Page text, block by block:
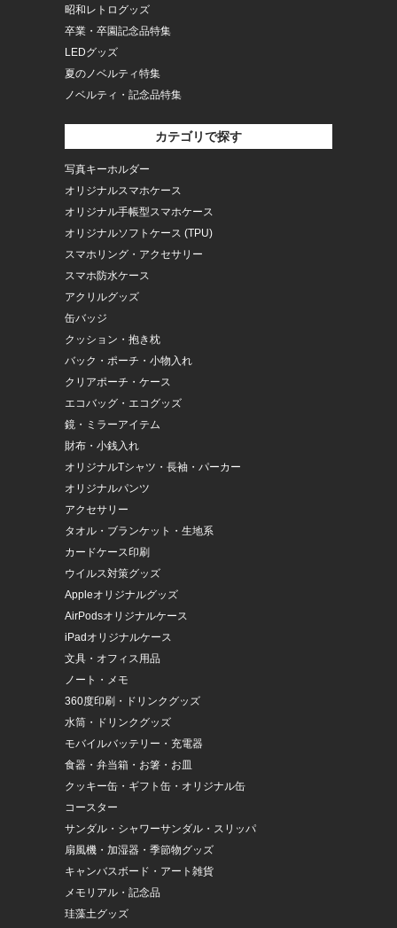
昭和レトログッズ
卒業・卒園記念品特集
LEDグッズ
夏のノベルティ特集
ノベルティ・記念品特集
カテゴリで探す
写真キーホルダー
オリジナルスマホケース
オリジナル手帳型スマホケース
オリジナルソフトケース (TPU)
スマホリング・アクセサリー
スマホ防水ケース
アクリルグッズ
缶バッジ
クッション・抱き枕
バック・ポーチ・小物入れ
クリアポーチ・ケース
エコバッグ・エコグッズ
鏡・ミラーアイテム
財布・小銭入れ
オリジナルTシャツ・長袖・パーカー
オリジナルパンツ
アクセサリー
タオル・ブランケット・生地系
カードケース印刷
ウイルス対策グッズ
Appleオリジナルグッズ
AirPodsオリジナルケース
iPadオリジナルケース
文具・オフィス用品
ノート・メモ
360度印刷・ドリンクグッズ
水筒・ドリンクグッズ
モバイルバッテリー・充電器
食器・弁当箱・お箸・お皿
クッキー缶・ギフト缶・オリジナル缶
コースター
サンダル・シャワーサンダル・スリッパ
扇風機・加湿器・季節物グッズ
キャンバスボード・アート雑貨
メモリアル・記念品
珪藻土グッズ